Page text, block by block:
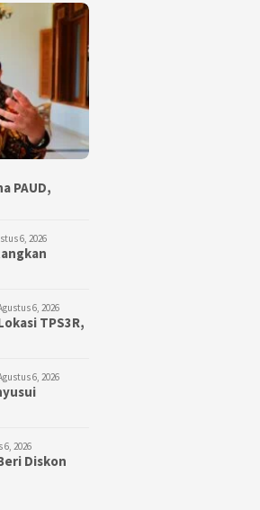
PAUD,
6, 2026
6, 2026
TPS3R,
6, 2026
6, 2026
Diskon